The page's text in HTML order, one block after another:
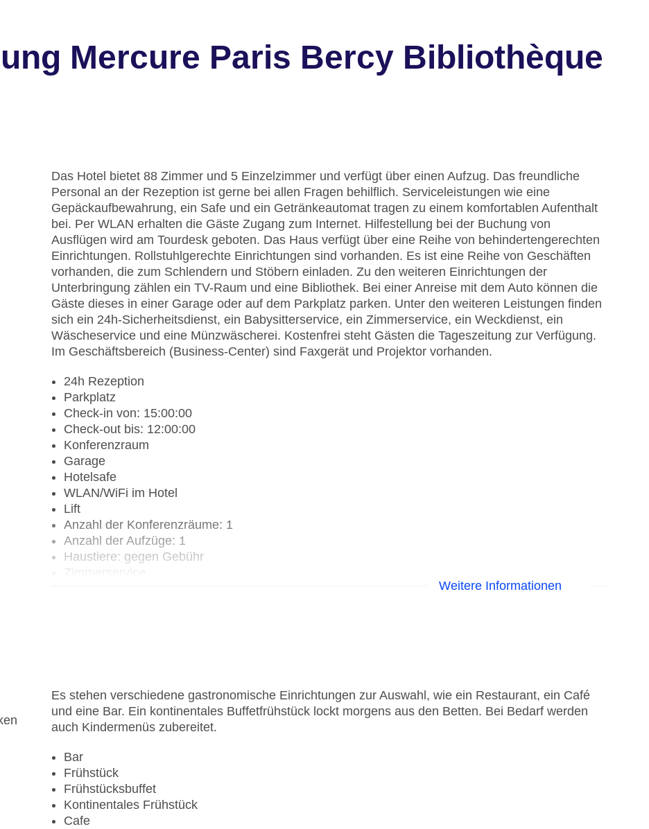
Mercure Paris Bercy Bibliothèque
Das Hotel bietet 88 Zimmer und 5 Einzelzimmer und verfügt über einen Aufzug. Das freundliche
Personal an der Rezeption ist gerne bei allen Fragen behilflich. Serviceleistungen wie eine
Gepäckaufbewahrung, ein Safe und ein Getränkeautomat tragen zu einem komfortablen Aufenthalt
bei. Per WLAN erhalten die Gäste Zugang zum Internet. Hilfestellung bei der Buchung von
Ausflügen wird am Tourdesk geboten. Das Haus verfügt über eine Reihe von behindertengerechten
Einrichtungen. Rollstuhlgerechte Einrichtungen sind vorhanden. Es ist eine Reihe von Geschäften
vorhanden, die zum Schlendern und Stöbern einladen. Zu den weiteren Einrichtungen der
Unterbringung zählen ein TV-Raum und eine Bibliothek. Bei einer Anreise mit dem Auto können die
Gäste dieses in einer Garage oder auf dem Parkplatz parken. Unter den weiteren Leistungen finden
sich ein 24h-Sicherheitsdienst, ein Babysitterservice, ein Zimmerservice, ein Weckdienst, ein
Wäscheservice und eine Münzwäscherei. Kostenfrei steht Gästen die Tageszeitung zur Verfügung.
Im Geschäftsbereich (Business-Center) sind Faxgerät und Projektor vorhanden.
24h Rezeption
Parkplatz
Check-in von: 15:00:00
Check-out bis: 12:00:00
Konferenzraum
Garage
Hotelsafe
WLAN/WiFi im Hotel
Lift
Anzahl der Konferenzräume: 1
Anzahl der Aufzüge: 1
Haustiere: gegen Gebühr
Weitere Informationen
Es stehen verschiedene gastronomische Einrichtungen zur Auswahl, wie ein Restaurant, ein Café
und eine Bar. Ein kontinentales Buffetfrühstück lockt morgens aus den Betten. Bei Bedarf werden
auch Kindermenüs zubereitet.
Bar
Frühstück
Frühstücksbuffet
Kontinentales Frühstück
Cafe